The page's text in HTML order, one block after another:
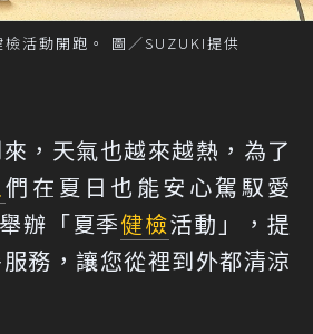
活動開跑。 圖／SUZUKI提供
，天氣也越來越熱，為了
們在夏日也能安心駕馭愛
辦「夏季健檢活動」，提
務，讓您從裡到外都清涼